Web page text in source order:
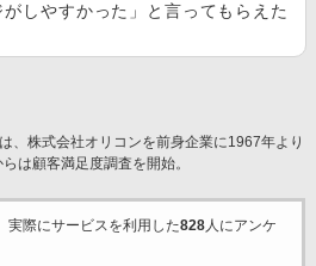
しやすかった」と言ってもらえた
、株式会社オリコンを前身企業に1967年より
は顧客満足度調査を開始。
実際にサービスを利用した828人にアンケ